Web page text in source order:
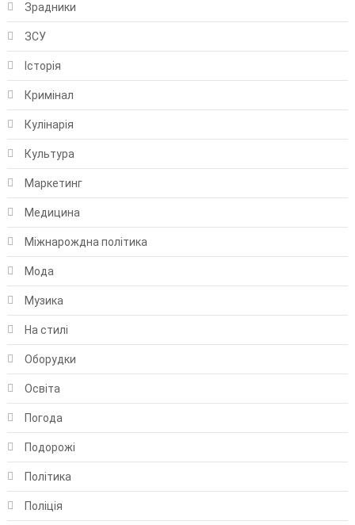
Зрадники
ЗСУ
Історія
Кримінал
Кулінарія
Культура
Маркетинг
Медицина
Міжнарождна політика
Мода
Музика
На стилі
Оборудки
Освіта
Погода
Подорожі
Політика
Поліція